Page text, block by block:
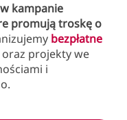
kampanie
promują troskę o
bezpłatne
projekty we
i